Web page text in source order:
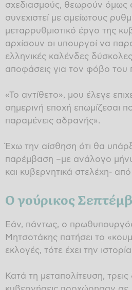
σχεδιασμούς, θεωρούν όμως
συνεχιστεί με αμείωτους
μεταρρυθμιστικό έργο της
αρχίσουν οι υπουργοί να
ελληνικές καλένδες
αποφάσεις για τον φόβο του
«Το αντίθετο», μου έλεγε
σημερινή εποχή επωμίζεσαι
παραμένεις αδρανής».
Έχω την αίσθηση ότι θα
παρέμβαση –με ανάλογο
και κυβερνητικά στελέχη-
Ο γούρικος
Εάν, πάντως, ο
Μητσοτάκης πατήσει το
εκλογές, τότε έχει την
Κατά τη μεταπολίτευση, τρεις